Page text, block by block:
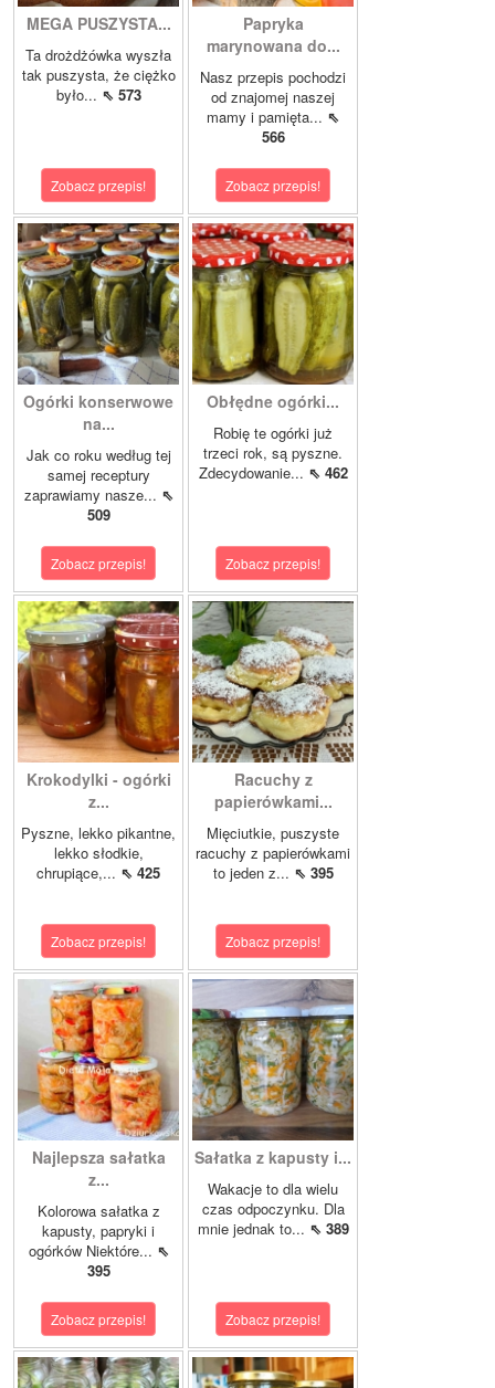
MEGA PUSZYSTA...
Ta drożdżówka wyszła
tak puszysta, że ciężko
było... ⇖ 573
Zobacz przepis!
Papryka
marynowana do...
Nasz przepis pochodzi
od znajomej naszej
mamy i pamięta... ⇖
566
Zobacz przepis!
Ogórki konserwowe
na...
Jak co roku według tej
samej receptury
zaprawiamy nasze... ⇖
509
Zobacz przepis!
Obłędne ogórki...
Robię te ogórki już
trzeci rok, są pyszne.
Zdecydowanie... ⇖ 462
Zobacz przepis!
Krokodylki - ogórki
z...
Pyszne, lekko pikantne,
lekko słodkie,
chrupiące,... ⇖ 425
Zobacz przepis!
Racuchy z
papierówkami...
Mięciutkie, puszyste
racuchy z papierówkami
to jeden z... ⇖ 395
Zobacz przepis!
Najlepsza sałatka
z...
Kolorowa sałatka z
kapusty, papryki i
ogórków Niektóre... ⇖
395
Zobacz przepis!
Sałatka z kapusty i...
Wakacje to dla wielu
czas odpoczynku. Dla
mnie jednak to... ⇖ 389
Zobacz przepis!